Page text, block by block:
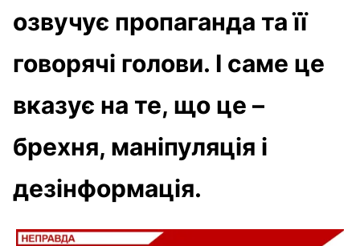
озвучує пропаганда та її
говорячі голови. І саме це
вказує на те, що це –
брехня, маніпуляція і
дезінформація.